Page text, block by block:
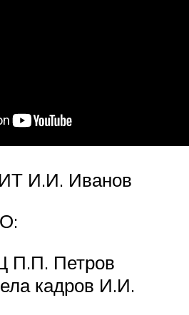
И.И. Иванов
П.П. Петров
кадров И.И.